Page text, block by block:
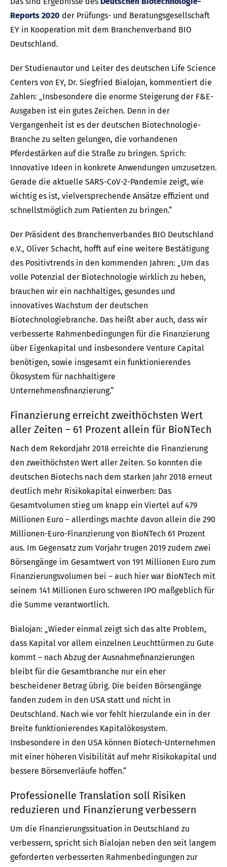
Reports 2020 der Prüfungs- und Beratungsgesellschaft
EY in Kooperation mit dem Branchenverband BIO
Deutschland.
Der Studienautor und Leiter des deutschen Life Science
Centers von EY, Dr. Siegfried Bialojan, kommentiert die
Zahlen: „Insbesondere die enorme Steigerung der F&E-
Ausgaben ist ein gutes Zeichen. Denn in der
Vergangenheit ist es der deutschen Biotechnologie-
Branche zu selten gelungen, die vorhandenen
Pferdestärken auf die Straße zu bringen. Sprich:
Innovative Ideen in konkrete Anwendungen umzusetzen.
Gerade die aktuelle SARS-CoV-2-Pandemie zeigt, wie
wichtig es ist, vielversprechende Ansätze effizient und
schnellstmöglich zum Patienten zu bringen.“
Der Präsident des Branchenverbandes BIO Deutschland
e.V., Oliver Schacht, hofft auf eine weitere Bestätigung
des Positivtrends in den kommenden Jahren: „Um das
volle Potenzial der Biotechnologie wirklich zu heben,
brauchen wir ein nachhaltiges, gesundes und
innovatives Wachstum der deutschen
Biotechnologiebranche. Das heißt aber auch, dass wir
verbesserte Rahmenbedingungen für die Finanzierung
über Eigenkapital und insbesondere Venture Capital
benötigen, sowie insgesamt ein funktionierendes
Ökosystem für nachhaltigere
Unternehmensfinanzierung.“
Finanzierung erreicht zweithöchsten Wert
aller Zeiten – 61 Prozent allein für BioNTech
Nach dem Rekordjahr 2018 erreichte die Finanzierung
den zweithöchsten Wert aller Zeiten. So konnten die
deutschen Biotechs nach dem starken Jahr 2018 erneut
deutlich mehr Risikokapital einwerben: Das
Gesamtvolumen stieg um knapp ein Viertel auf 479
Millionen Euro – allerdings machte davon allein die 290
Millionen-Euro-Finanzierung von BioNTech 61 Prozent
aus. Im Gegensatz zum Vorjahr trugen 2019 zudem zwei
Börsengänge im Gesamtwert von 191 Millionen Euro zum
Finanzierungsvolumen bei – auch hier war BioNTech mit
seinem 141 Millionen Euro schweren IPO maßgeblich für
die Summe verantwortlich.
Bialojan: „Wieder einmal zeigt sich das alte Problem,
dass Kapital vor allem einzelnen Leuchttürmen zu Gute
kommt – nach Abzug der Ausnahmefinanzierungen
bleibt für die Gesamtbranche nur ein eher
bescheidener Betrag übrig. Die beiden Börsengänge
fanden zudem in den USA statt und nicht in
Deutschland. Nach wie vor fehlt hierzulande ein in der
Breite funktionierendes Kapitalökosystem.
Insbesondere in den USA können Biotech-Unternehmen
mit einer höheren Visibilität auf mehr Risikokapital und
bessere Börsenverläufe hoffen.“
Professionelle Translation soll Risiken
reduzieren und Finanzierung verbessern
Um die Finanzierungssituation in Deutschland zu
verbessern, spricht sich Bialojan neben den seit langem
geforderten verbesserten Rahmenbedingungen zur